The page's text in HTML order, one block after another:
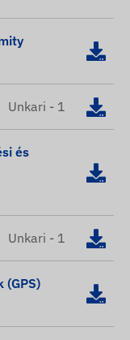
Unkari - 1
és
Unkari - 1